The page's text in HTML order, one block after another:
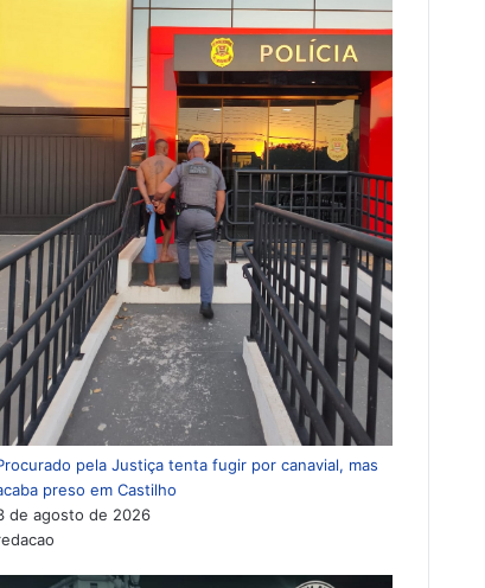
pela Justiça tenta fugir por canavial, mas
preso em Castilho
de agosto de 2026